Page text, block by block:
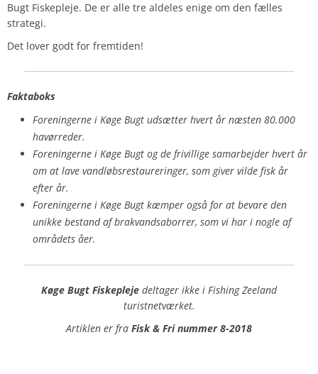
Bugt Fiskepleje. De er alle tre aldeles enige om den fælles
strategi.
Det lover godt for fremtiden!
Faktaboks
Foreningerne i Køge Bugt udsætter hvert år næsten 80.000
havørreder.
Foreningerne i Køge Bugt og de frivillige samarbejder hvert år
om at lave vandløbsrestaureringer, som giver vilde fisk år
efter år.
Foreningerne i Køge Bugt kæmper også for at bevare den
unikke bestand af brakvandsaborrer, som vi har i nogle af
områdets åer.
Køge Bugt Fiskepleje deltager ikke i Fishing Zeeland
turistnetværket.
Artiklen er fra Fisk & Fri nummer 8-2018